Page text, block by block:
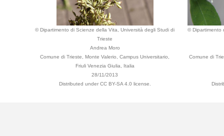
© Dipartimento di Scienze della Vita, Università degli Studi di
Trieste
Andrea Moro
Comune di Trieste, Monte Valerio, Campus Universitario,
Friuli Venezia Giulia, Italia
28/11/2013
Distributed under CC BY-SA 4.0 license.
© Dipartimento
Comune di